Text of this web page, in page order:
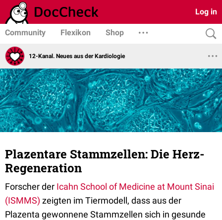
Log in
Community Flexikon Shop
12-Kanal. Neues aus der Kardiologie
Plazentare Stammzellen: Die Herz-
Regeneration
Forscher der Icahn School of Medicine at Mount Sinai
(ISMMS) zeigten im Tiermodell, dass aus der
Plazenta gewonnene Stammzellen sich in gesunde